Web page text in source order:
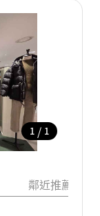
1 / 1
鄰近推薦景點